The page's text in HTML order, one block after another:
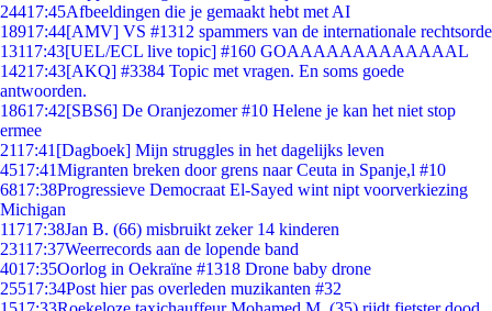
24417:45Afbeeldingen die je gemaakt hebt met AI
18917:44[AMV] VS #1312 spammers van de internationale rechtsorde
13117:43[UEL/ECL live topic] #160 GOAAAAAAAAAAAAAL
14217:43[AKQ] #3384 Topic met vragen. En soms goede
antwoorden.
18617:42[SBS6] De Oranjezomer #10 Helene je kan het niet stop
ermee
2117:41 [Dagboek] Mijn struggles in het dagelijks leven
4517:41Migranten breken door grens naar Ceuta in Spanje,l #10
6817:38Progressieve Democraat El-Sayed wint nipt voorverkiezing
Michigan
11717:38Jan B. (66) misbruikt zeker 14 kinderen
23117:37Weerrecords aan de lopende band
4017:35Oorlog in Oekraïne #1318 Drone baby drone
25517:34Post hier pas overleden muzikanten #32